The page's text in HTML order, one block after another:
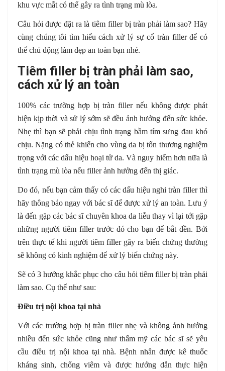
khu vực mắt có thể gây ra tình trạng mù lòa.
Câu hỏi được đặt ra là tiêm filler bị tràn phải làm sao? Hãy
cùng chúng tôi tìm hiểu cách xử lý sự cố tràn filler để có
thể chủ động làm đẹp an toàn bạn nhé.
Tiêm filler bị tràn phải làm sao,
cách xử lý an toàn
100% các trường hợp bị tràn filler nếu không được phát
hiện kịp thời và sử lý sớm sẽ đều ảnh hưởng đến sức khỏe.
Nhẹ thì bạn sẽ phải chịu tình trạng bầm tím sưng đau khó
chịu. Nặng có thẻ khiến cho vùng da bị tổn thương nghiệm
trọng với các dấu hiệu hoại tử da. Và nguy hiểm hơn nữa là
tình trạng mù lòa nếu filler ảnh hưởng đến thị giác.
Do đó, nếu bạn cảm thấy có các dấu hiệu nghi tràn filler thì
hãy thông báo ngay với bác sĩ để được xử lý an toàn. Lưu ý
là đến gặp các bác sĩ chuyên khoa da liễu thay vì lại tới gặp
những người tiêm filler trước đó cho bạn để bắt đền. Bởi
trên thực tế khi người tiêm filler gây ra biến chứng thường
sẽ không có kinh nghiệm để xử lý biến chứng này.
Sẽ có 3 hướng khắc phục cho câu hỏi tiêm filler bị tràn phải
làm sao. Cụ thể như sau:
Điều trị nội khoa tại nhà
Với các trường hợp bị tràn filler nhẹ và không ảnh hưởng
nhiều đến sức khỏe cũng như thẩm mỹ các bác sĩ sẽ yêu
cầu điều trị nội khoa tại nhà. Bệnh nhân được kê thuốc
kháng sinh, chống viêm và được hướng dẫn thực hiện